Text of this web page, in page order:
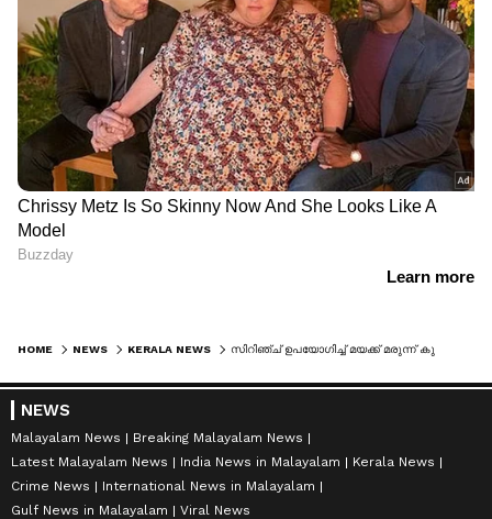
HOME NEWS KERALA NEWS
NEWS
Malayalam News
Breaking Malayalam News
Latest Malayalam News
India News in Malayalam
Kerala News
Crime News
International News in Malayalam
Gulf News in Malayalam
Viral News